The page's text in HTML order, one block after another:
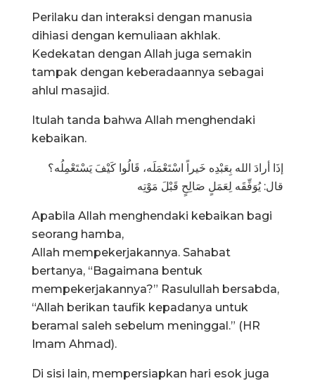
Perilaku dan interaksi dengan manusia
dihiasi dengan kemuliaan akhlak.
Kedekatan dengan Allah juga semakin
tampak dengan keberadaannya sebagai
ahlul masajid.
Itulah tanda bahwa Allah menghendaki
kebaikan.
إذَا أرادَ الله بِعَبْدِه خَيراً اسْتَعْمَلَه، قَالُوا كَيْفَ يَسْتَعْمِلُه؟
قال: يُوَفِّقَه لِعَمَلٍ صَالِحٍ قَبْلَ مَوْتِه
Apabila Allah menghendaki kebaikan bagi
seorang hamba,
Allah mempekerjakannya. Sahabat
bertanya, “Bagaimana bentuk
mempekerjakannya?” Rasulullah bersabda,
“Allah berikan taufik kepadanya untuk
beramal saleh sebelum meninggal.” (HR
Imam Ahmad).
Di sisi lain, mempersiapkan hari esok juga